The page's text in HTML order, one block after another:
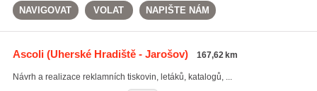
NAVIGOVAT VOLAT NAPIŠTE NÁM
Ascoli(Uherské Hradiště - Jarošov) 167,62 km
Návrh a realizace reklamních tiskovin, letáků, katalogů, ...